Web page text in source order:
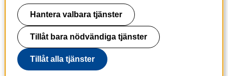
Faktura och betalning KTH
Om KTH:s webbplatser
Tillgänglighetsredogörelse
Hantera valbara tjänster
Tillåt bara nödvändiga tjänster
Tillåt alla tjänster